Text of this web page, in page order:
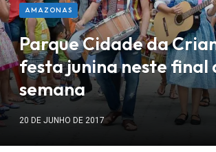
AMAZONAS
Parque Cidade da
festa junina neste final
semana
20 DE JUNHO DE 2017